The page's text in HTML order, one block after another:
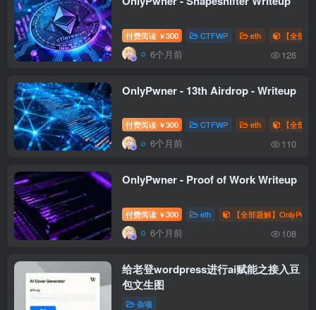
付费阅读 ￥300 CTFWP eth 【全部
6个月前 126
OnlyPwner - 13th Airdrop - Writeup
付费阅读 ￥300 CTFWP eth 【全部
6个月前 110
OnlyPwner - Proof of Work Writeup
付费阅读 ￥300 eth 【全部题解】
6个月前 108
给老登wordpress进行ai赋能之接入豆
包文生图
杂项